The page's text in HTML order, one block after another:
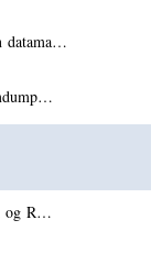
datama…
og R…